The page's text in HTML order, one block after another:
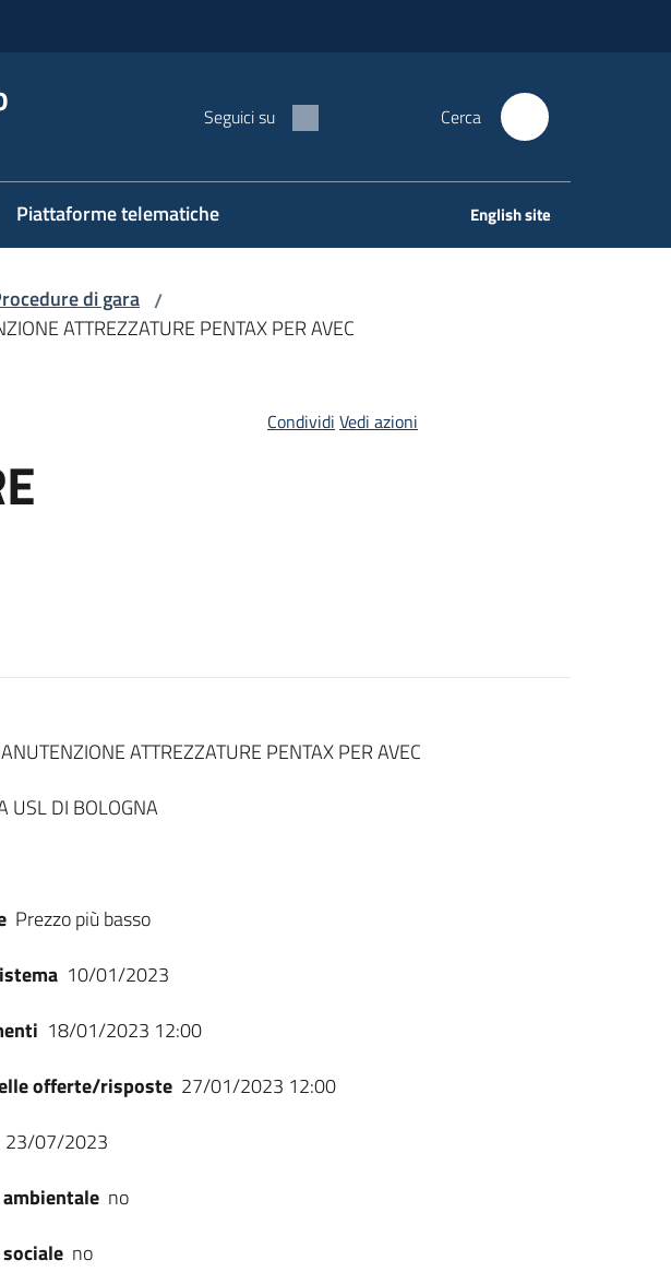
Seguici su Cerca
Piattaforme telematiche English site
di gara /
ATTREZZATURE PENTAX PER AVEC
Condividi Vedi azioni
ATTREZZATURE PENTAX PER AVEC
USL DI BOLOGNA
Prezzo più basso
10/01/2023
18/01/2023 12:00
offerte/risposte 27/01/2023 12:00
23/07/2023
no
no